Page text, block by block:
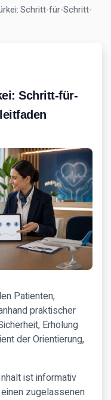
Schritt-für-Schritt-
Schritt-für-
Patienten,
praktischer
Erholung
der Orientierung,
ist informativ
zugelassenen